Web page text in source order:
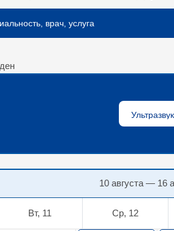
врач, услуга
10 августа — 16
Вт, 11 Ср, 12